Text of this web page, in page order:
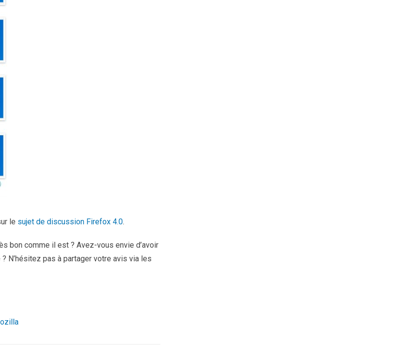
le sujet de discussion Firefox 4.0.
bon comme il est ? Avez-vous envie d’avoir
N’hésitez pas à partager votre avis via les